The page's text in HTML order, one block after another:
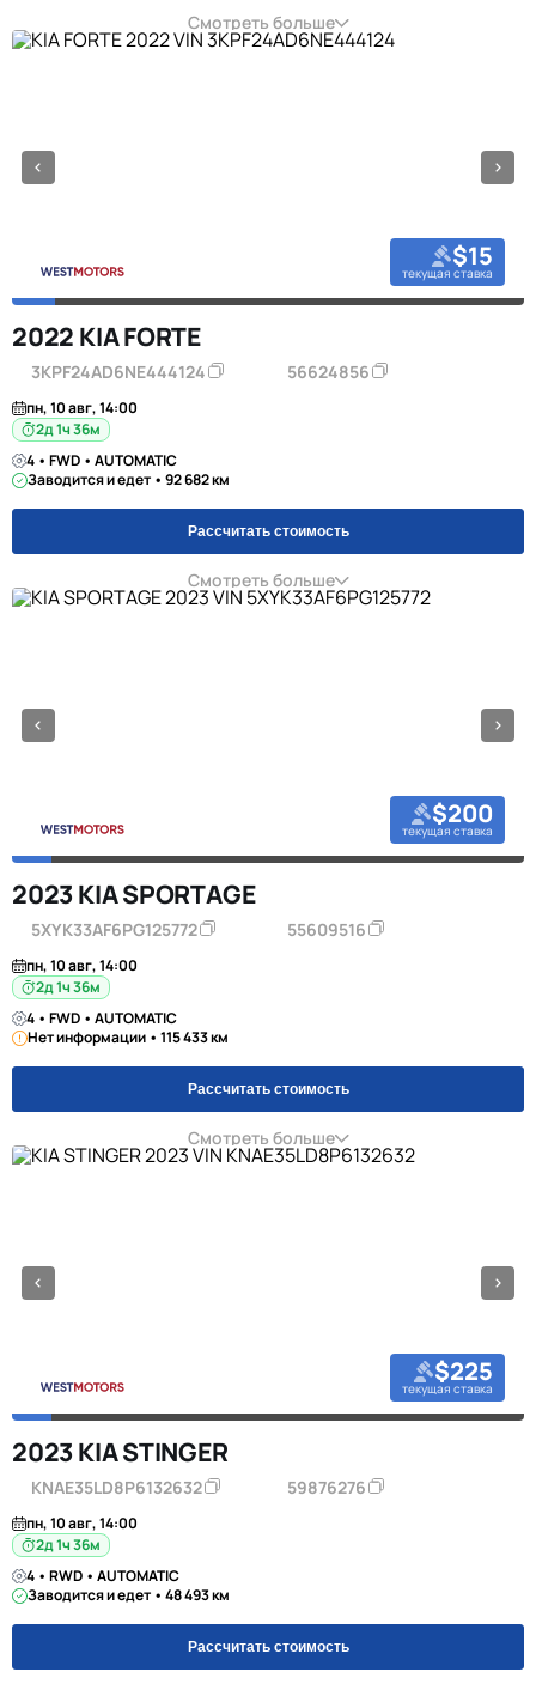
Смотреть больше
$15
текущая ставка
2022 KIA FORTE
3KPF24AD6NE444124 56624856
пн, 10 авг, 14:00
2д 1ч 36м
4 • FWD • AUTOMATIC
Заводится и едет • 92 682 км
Рассчитать стоимость
Смотреть больше
$200
текущая ставка
2023 KIA SPORTAGE
5XYK33AF6PG125772 55609516
пн, 10 авг, 14:00
2д 1ч 36м
4 • FWD • AUTOMATIC
Нет информации • 115 433 км
Рассчитать стоимость
Смотреть больше
$225
текущая ставка
2023 KIA STINGER
KNAE35LD8P6132632 59876276
пн, 10 авг, 14:00
2д 1ч 36м
4 • RWD • AUTOMATIC
Заводится и едет • 48 493 км
Рассчитать стоимость